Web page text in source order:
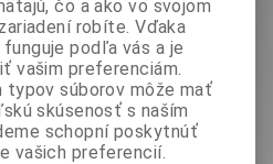
(Katalogového čísla )
čo a ako vo svojom
robíte. Vďaka
podľa vás a je
vašim preferenciám.
typov súborov môže mať
skúsenosť s naším
schopní poskytnúť
vašich preferencií.